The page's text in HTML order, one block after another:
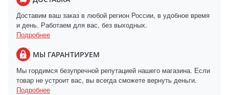
Доставим ваш заказ в любой регион России, в удобное время
и день. Работаем для вас, без выходных.
Подробнее
МЫ ГАРАНТИРУЕМ
Мы гордимся безупречной репутацией нашего магазина. Если
товар не устроит вас, вы всегда сможете вернуть деньги.
Подробнее